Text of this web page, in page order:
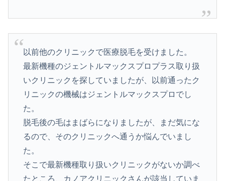
以前他のクリニックで医療脱毛を受けました。
最新機種のジェントルマックスプロプラス取り扱
いクリニックを探していましたが、以前通ったク
リニックの機械はジェントルマックスプロでし
た。
脱毛後の毛はまばらになりましたが、まだ気にな
るので、そのクリニックへ通うか悩んでいまし
た。
そこで最新機種取り扱いクリニックがないか調べ
たところ、カノアクリニックさんが該当していま